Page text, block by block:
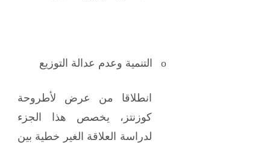
o التنمية وعدم عدالة التوزيع
انطلاقا من عرض لأطروحة
كوزنتز، يخصص هذا الجزء
لدراسة العلاقة الغير خطية بين